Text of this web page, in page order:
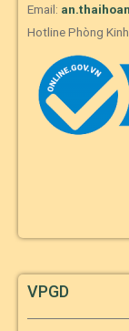
Email:
Hotline Phòng
VPGD